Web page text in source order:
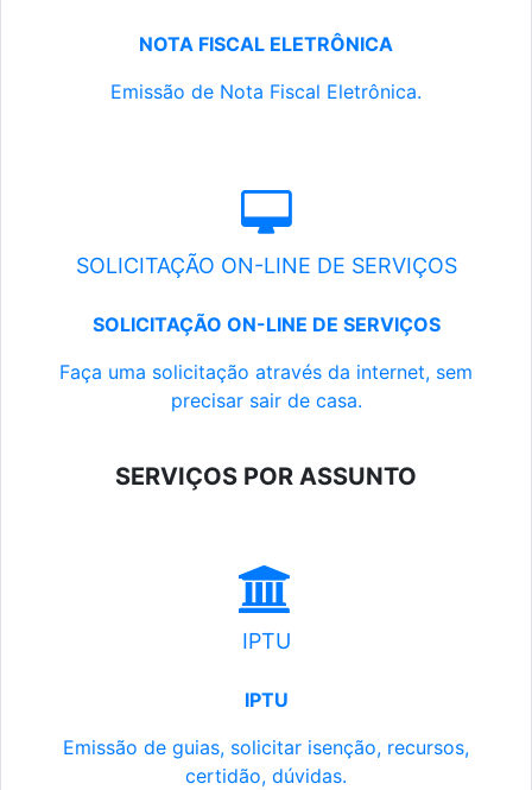
NOTA FISCAL ELETRÔNICA
Emissão de Nota Fiscal Eletrônica.
SOLICITAÇÃO ON-LINE DE SERVIÇOS
SOLICITAÇÃO ON-LINE DE SERVIÇOS
Faça uma solicitação através da internet, sem
precisar sair de casa.
SERVIÇOS POR ASSUNTO
IPTU
IPTU
Emissão de guias, solicitar isenção, recursos,
certidão, dúvidas.